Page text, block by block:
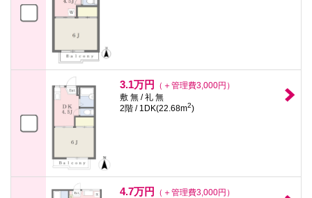
3.1万円
（＋管理費3,000円）
敷 無 / 礼 無
2階 / 1DK(22.68m2)
4.7万円
（＋管理費3,000円）